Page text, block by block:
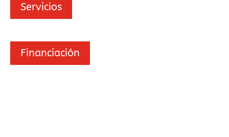
Servicios
Financiación